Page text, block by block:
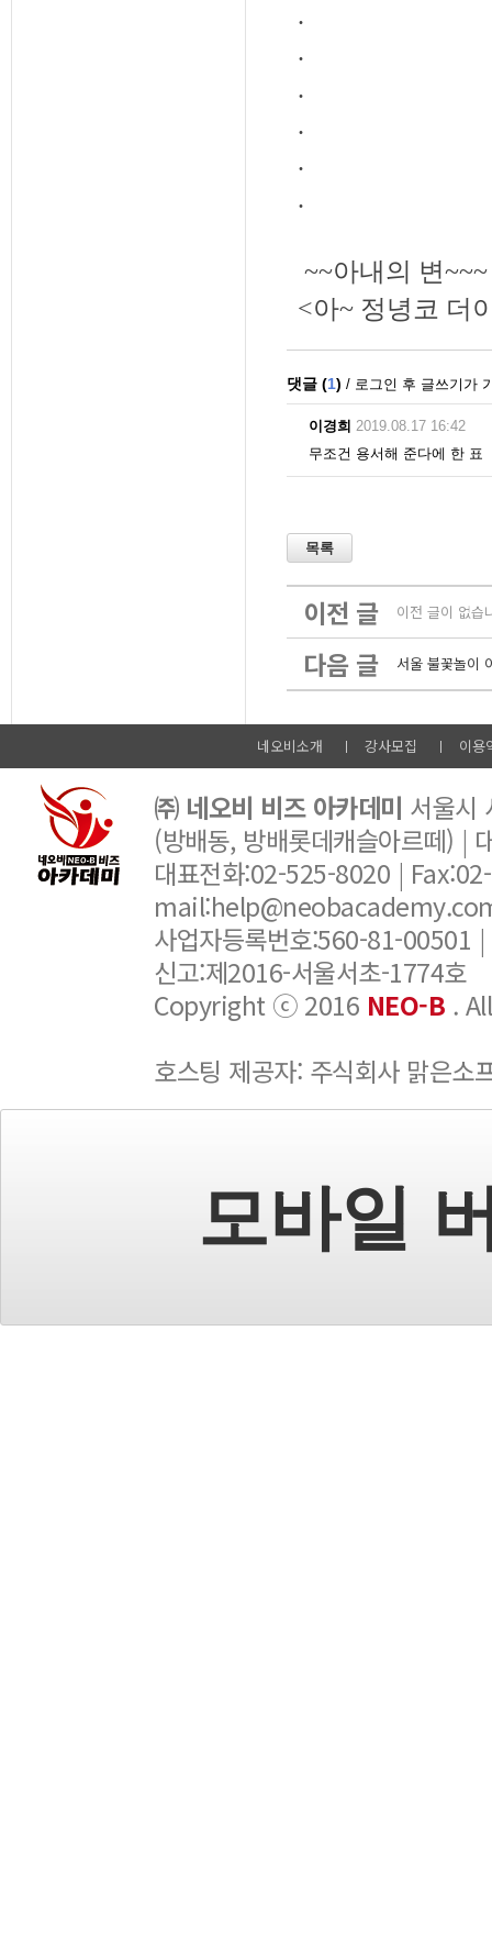
.
.
.
.
.
.
~~아내의 변~~~
<아~ 정녕코 더
이전 글 이전 글이 없습
다음 글 서울 불꽃놀이
네오비소개 강사모집 이용
㈜ 네오비 비즈 아카데미 서울시
(방배동, 방배롯데캐슬아르떼) |
대표전화:02-525-8020 |
사업자등록번호:560-81-00501
신고:제2016-서울서초-1774호
Copyright ⓒ 2016 NEO-B .
호스팅 제공자: 주식회사 맑은소
모바일